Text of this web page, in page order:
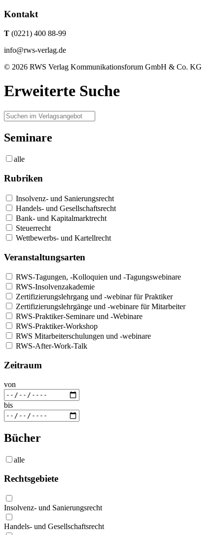
Kontakt
T (0221) 400 88-99
info@rws-verlag.de
© 2026 RWS Verlag Kommunikationsforum GmbH & Co. KG
Erweiterte Suche
Seminare
alle
Rubriken
Insolvenz- und Sanierungsrecht
Handels- und Gesellschaftsrecht
Bank- und Kapitalmarktrecht
Steuerrecht
Wettbewerbs- und Kartellrecht
Veranstaltungsarten
RWS-Tagungen, -Kolloquien und -Tagungswebinare
RWS-Insolvenzakademie
Zertifizierungslehrgang und -webinar für Praktiker
Zertifizierungslehrgänge und -webinare für Mitarbeiter
RWS-Praktiker-Seminare und -Webinare
RWS-Praktiker-Workshop
RWS Mitarbeiterschulungen und -webinare
RWS-After-Work-Talk
Zeitraum
von
bis
Bücher
alle
Rechtsgebiete
Insolvenz- und Sanierungsrecht
Handels- und Gesellschaftsrecht